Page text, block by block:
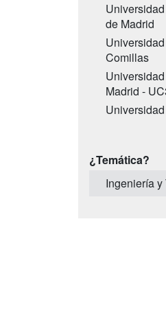
de Madrid
Comillas
Madrid -
¿Temática?
Ingeniería